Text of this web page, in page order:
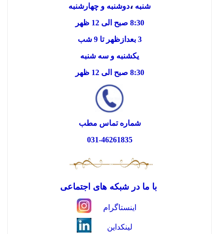
شنبه ،دوشنبه و چهارشنبه
8:30 صبح الی 12 ظهر
3 بعدازظهر تا 9 شب
یکشنبه و سه شنبه
8:30 صبح الی 12 ظهر
شماره تماس مطب
031-46261835
با ما در شبکه های اجتماعی
اینستاگرام
لینکداین